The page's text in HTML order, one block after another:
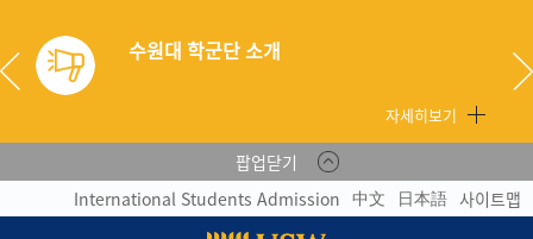
팝업닫기
International Students Admission 中文 日本語 사이트맵